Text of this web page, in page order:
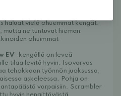
haluat vielä ohuemmat kengät.
mutta ne tuntuvat hieman
ohuimmat
EV -kengällä on leveä
tilaa levitä hyvin. Isovarvas
tehokkaan työnnön juoksussa,
askeleessa. Pohja on
varpaisiin. Scrambler